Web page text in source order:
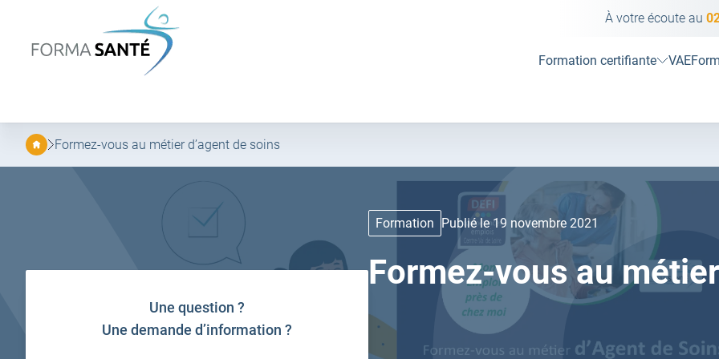
au
menu
au
contenu
À votre écoute au
Formation certifiante VAE
Formez-vous au métier d’agent de soins
Une question ?
Une demande d’information ?
Formation Publié le 19 novembre 2021
Formez-vous au